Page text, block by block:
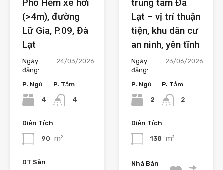
Phố Hẻm xe hơi
(>4m), đường
Lữ Gia, P.09, Đà
Lạt
Ngày
đăng:
24/03/2026
P. Ngủ
4
P. Tắm
4
Diện Tích
90 m²
DT Sàn
trung tâm Đà
Lạt – vị trí thuận
tiện, khu dân cư
an ninh, yên tĩnh
Ngày
đăng:
23/06/2026
P. Ngủ
2
P. Tắm
2
Diện Tích
138 m²
Nhà Bán